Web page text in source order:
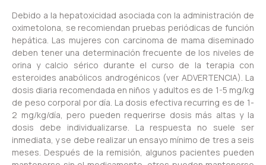
Debido a la hepatoxicidad asociada con la administración de
oximetolona, se recomiendan pruebas periódicas de función
hepática. Las mujeres con carcinoma de mama diseminado
deben tener una determinación frecuente de los niveles de
orina y calcio sérico durante el curso de la terapia con
esteroides anabólicos androgénicos (ver ADVERTENCIA). La
dosis diaria recomendada en niños y adultos es de 1-5 mg/kg
de peso corporal por día. La dosis efectiva recurring es de 1-
2 mg/kg/día, pero pueden requerirse dosis más altas y la
dosis debe individualizarse. La respuesta no suele ser
inmediata, y se debe realizar un ensayo mínimo de tres a seis
meses. Después de la remisión, algunos pacientes pueden